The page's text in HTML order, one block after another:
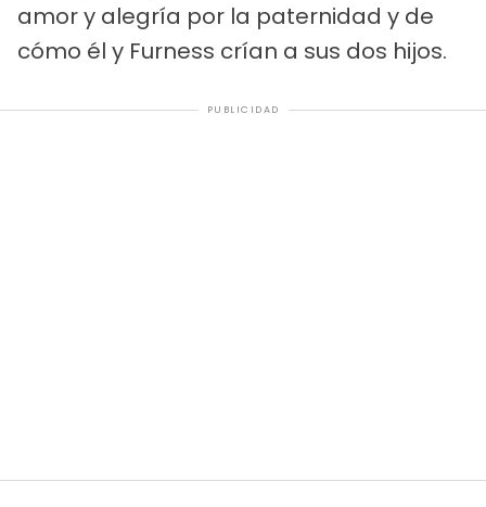
amor y alegría por la paternidad y de
cómo él y Furness crían a sus dos hijos.
PUBLICIDAD